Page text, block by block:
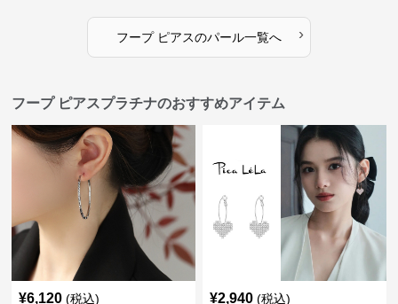
フープ ピアスのパール一覧へ ›
フープ ピアスプラチナのおすすめアイテム
¥6,120 (税込) ¥2,940 (税込)